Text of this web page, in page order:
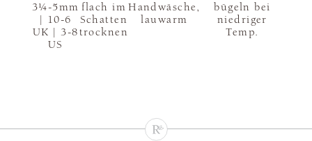
3¼-5mm
| 10-6
UK | 3-8
US
flach im
Schatten
trocknen
Handwäsche,
lauwarm
bügeln bei
niedriger
Temp.